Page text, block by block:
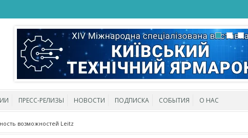
ПРЕСС-РЕЛИЗЫ НОВОСТИ ПОДПИСКА СОБЫТИЯ О НАС
возможностей Leitz